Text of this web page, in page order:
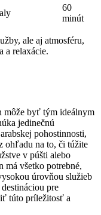
60
minút
ale aj atmosféru,
a relaxácie.
môže byť tým ideálnym
jedinečnú
pohostinnosti,
ohľadu na to, či túžite
v púšti alebo
má všetko potrebné,
úrovňou služieb
pre
túto príležitosť a